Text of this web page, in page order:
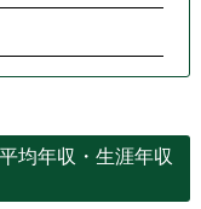
均年収・生涯年収